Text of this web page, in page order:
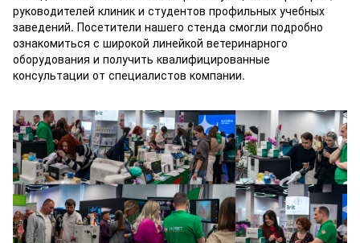
руководителей клиник и студентов профильных учебных
заведений. Посетители нашего стенда смогли подробно
ознакомиться с широкой линейкой ветеринарного
оборудования и получить квалифицированные
консультации от специалистов компании.